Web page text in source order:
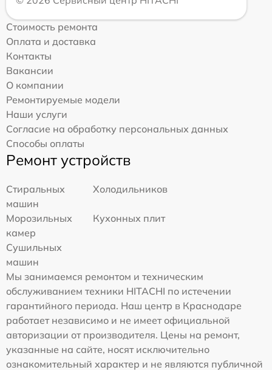
Стоимость ремонта
Оплата и доставка
Контакты
Вакансии
О компании
Ремонтируемые модели
Наши услуги
Согласие на обработку персональных данных
Способы оплаты
Ремонт устройств
Стиральных
машин
Холодильников
Морозильных
камер
Кухонных плит
Сушильных
машин
Мы занимаемся ремонтом и техническим
обслуживанием техники HITACHI по истечении
гарантийного периода. Наш центр в Краснодаре
работает независимо и не имеет официальной
авторизации от производителя. Цены на ремонт,
указанные на сайте, носят исключительно
ознакомительный характер и не являются публичной